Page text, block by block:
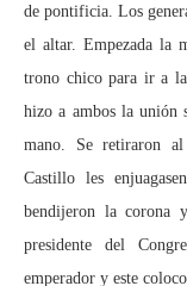
de pontificia. Los
el altar. Empezada la
trono chico para ir a
hizo a ambos la unión
mano. Se retiraron
Castillo les
bendijeron la corona
presidente del
emperador y este